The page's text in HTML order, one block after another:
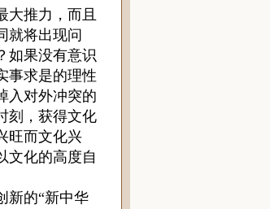
推力，而且
就将出现问
如果没有意识
事求是的理性
入对外冲突的
刻，获得文化
旺而文化兴
文化的高度自
的“新中华